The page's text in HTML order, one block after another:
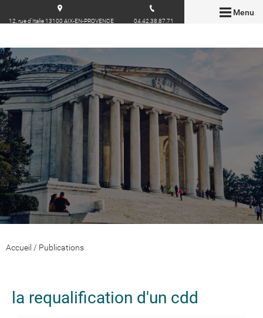
Menu
12, rue d'Italie 13100 AIX-EN-PROVENCE 04.42.38.87.71
Accueil / Publications
la requalification d'un cdd